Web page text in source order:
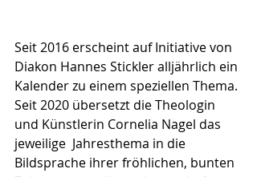
Seit 2016 erscheint auf Initiative von
Diakon Hannes Stickler alljährlich ein
Kalender zu einem speziellen Thema.
Seit 2020 übersetzt die Theologin
und Künstlerin Cornelia Nagel das
jeweilige  Jahresthema in die
Bildsprache ihrer fröhlichen, bunten